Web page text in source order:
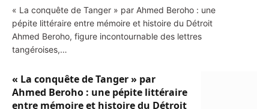
« La conquête de Tanger » par Ahmed Beroho : une
pépite littéraire entre mémoire et histoire du Détroit
Ahmed Beroho, figure incontournable des lettres
tangéroises,…
« La conquête de Tanger » par
Ahmed Beroho : une pépite littéraire
entre mémoire et histoire du Détroit